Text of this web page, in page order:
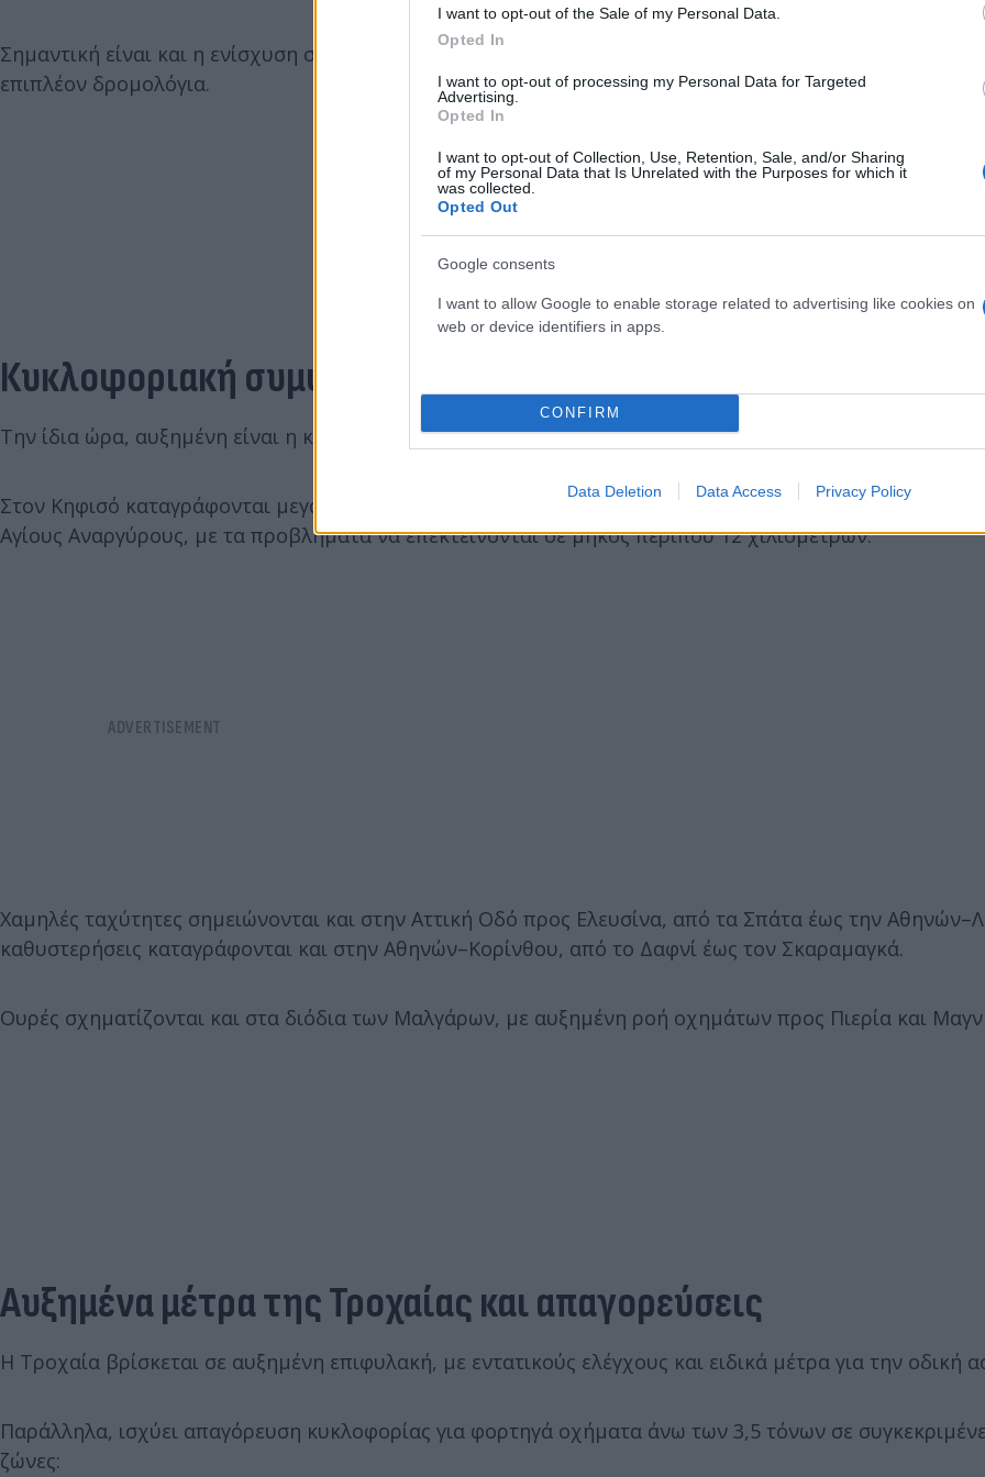
I want to opt-out of the Sale of my Personal Data.
Opted In
I want to opt-out of processing my Personal Data for Targeted
Advertising.
Opted In
I want to opt-out of Collection, Use, Retention, Sale, and/or Sharing
of my Personal Data that Is Unrelated with the Purposes for which it
was collected.
Opted Out
Google consents
I want to allow Google to enable storage related to advertising like cookies on
web or device identifiers in apps.
CONFIRM
Data Deletion Data Access Privacy Policy
Σημαντική είναι και η ενίσχυση στα ΚΤΕΛ Μακεδονίας, όπου η κίνηση είναι αυξημένη κατά 25%, με
επιπλέον δρομολόγια.
Κυκλοφοριακή συμφόρηση σε εθνικές και αστικά δίκτυα
Την ίδια ώρα, αυξημένη είναι η κίνηση στις εθνικές οδούς και στους βασικούς οδικούς άξονες.
Στον Κηφισό καταγράφονται μεγάλες καθυστερήσεις στο ρεύμα εξόδου προς Λαμία, από το Φάληρο
Αγίους Αναργύρους, με τα προβλήματα να επεκτείνονται σε μήκος περίπου 12 χιλιομέτρων.
Χαμηλές ταχύτητες σημειώνονται και στην Αττική Οδό προς Ελευσίνα, από τα Σπάτα έως την
καθυστερήσεις καταγράφονται και στην Αθηνών–Κορίνθου, από το Δαφνί έως τον Σκαραμαγκά.
Ουρές σχηματίζονται και στα διόδια των Μαλγάρων, με αυξημένη ροή οχημάτων προς Πιερία και
Αυξημένα μέτρα της Τροχαίας και απαγορεύσεις
Η Τροχαία βρίσκεται σε αυξημένη επιφυλακή, με εντατικούς ελέγχους και ειδικά μέτρα για την οδική
Παράλληλα, ισχύει απαγόρευση κυκλοφορίας για φορτηγά οχήματα άνω των 3,5 τόνων σε
ζώνες: